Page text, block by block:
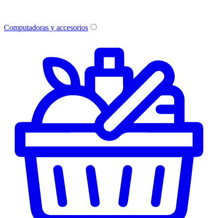
Computadoras y accesorios